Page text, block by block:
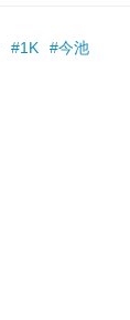
#1K
#今池